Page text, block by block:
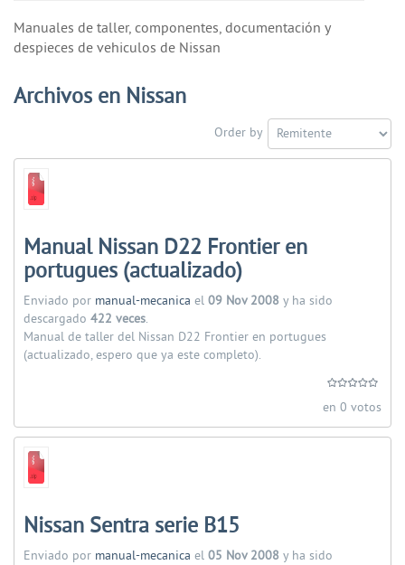
Manuales de taller, componentes, documentación y
despieces de vehiculos de Nissan
Archivos en Nissan
Order by
Manual Nissan D22 Frontier en
portugues (actualizado)
Enviado por manual-mecanica el 09 Nov 2008 y ha sido
descargado 422 veces.
Manual de taller del Nissan D22 Frontier en portugues
(actualizado, espero que ya este completo).
en 0 votos
Nissan Sentra serie B15
Enviado por manual-mecanica el 05 Nov 2008 y ha sido